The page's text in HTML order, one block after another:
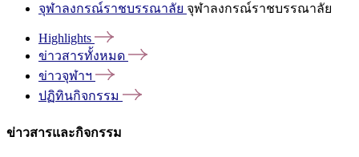
จุฬาลงกรณ์ราชบรรณาลัย จุฬาลงกรณ์ราชบรรณาลัย
Highlights
ข่าวสารทั้งหมด
ข่าวจุฬาฯ
ปฏิทินกิจกรรม
ข่าวสารและกิจกรรม